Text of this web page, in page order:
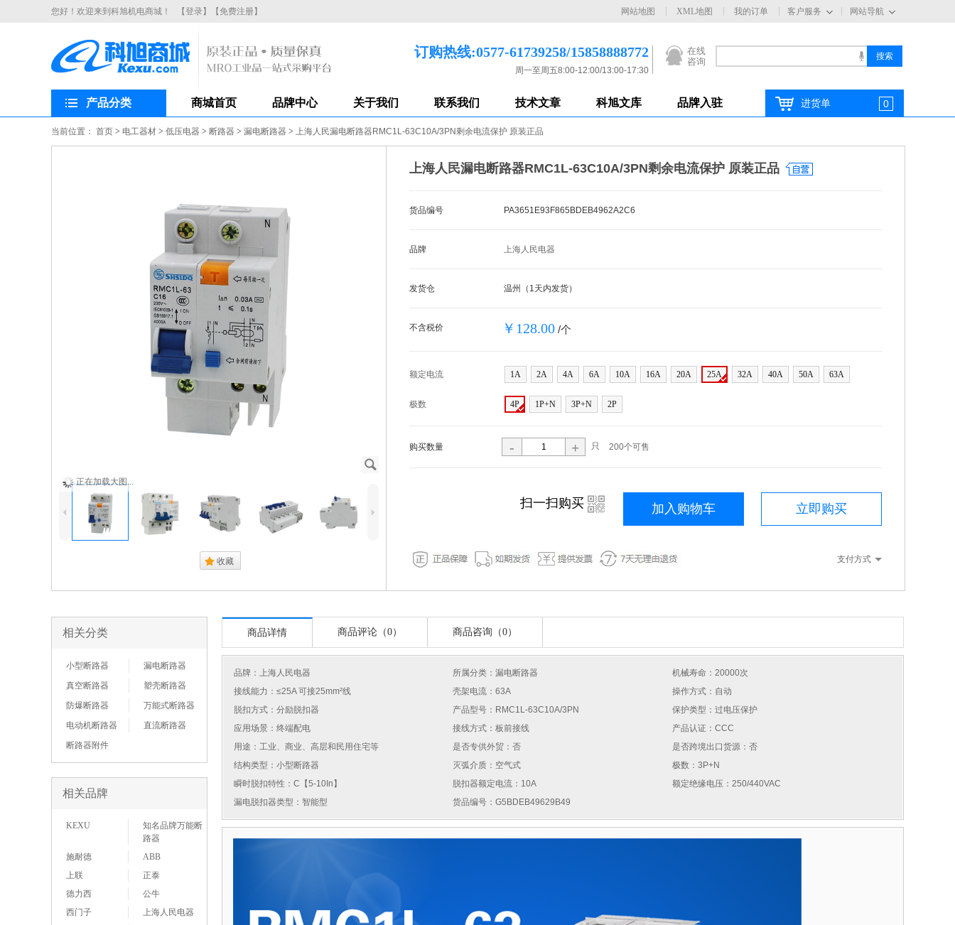
您好！欢迎来到科旭机电商城！ 【登录】 【免费注册】 网站导航
客户服务
网站地图 XML地图 我的订单
在线
咨询
订购热线:0577-61739258/15858888772
周一至周五8:00-12:00/13:00-17:30
产品分类 商城首页 品牌中心 关于我们 联系我们 技术文章 科旭文库 品牌入驻 进货单 0
当前位置： 首页 > 电工器材 > 低压电器 > 断路器 > 漏电断路器 > 上海人民漏电断路器RMC1L-63C10A/3PN剩余电流保护 原装正品
J
正在加载大图...
4 5
. 收藏
上海人民漏电断路器RMC1L-63C10A/3PN剩余电流保护 原装正品
货品编号 PA3651E93F865BDEB4962A2C6
品牌 上海人民电器
发货仓 温州（1天内发货）
不含税价 ￥128.00 /个
额定电流 1A 2A 4A 6A 10A 16A 20A 25A 32A 40A 50A 63A
极数 4P 1P+N 3P+N 2P
购买数量 - + 只 200个可售
立即购买
加入购物车
扫一扫购买 i
支付方式
相关分类
小型断路器
漏电断路器
真空断路器
塑壳断路器
防爆断路器
万能式断路器
电动机断路器
直流断路器
断路器附件
相关品牌
KEXU
知名品牌万能断
路器
施耐德
ABB
上联
正泰
德力西
公牛
西门子
上海人民电器
商品详情 商品评论（0） 商品咨询（0）
品牌： 上海人民电器 所属分类：漏电断路器
机械寿命：20000次
接线能力：≤25A 可接25mm²线
壳架电流：63A
操作方式：自动
脱扣方式：分励脱扣器
产品型号：RMC1L-63C10A/3PN
保护类型：过电压保护
应用场景：终端配电
接线方式：板前接线
产品认证：CCC
用途：工业、商业、高层和民用住宅等
是否专供外贸：否
是否跨境出口货源：否
结构类型：小型断路器
灭弧介质：空气式
极数：3P+N
瞬时脱扣特性：C【5-10In】
脱扣器额定电流：10A
额定绝缘电压：250/440VAC
漏电脱扣器类型：智能型
货品编号：G5BDEB49629B49